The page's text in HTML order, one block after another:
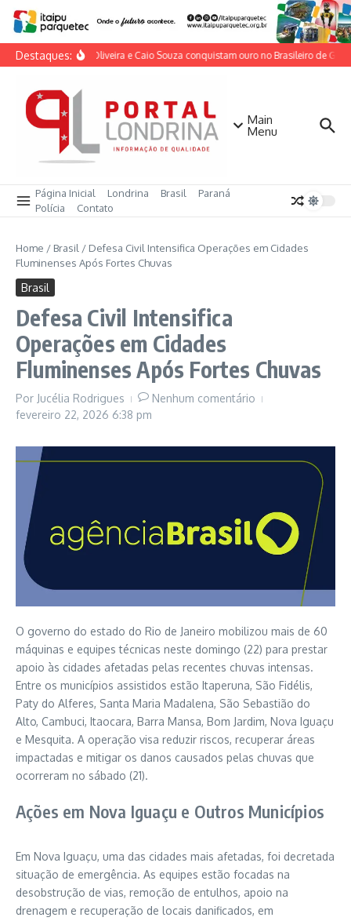
Ir para o conteúdo
Destaques:Lorrane Oliveira e Caio Souza conquistam ouro no Brasileiro de
Main
Menu
Página Inicial Londrina Brasil
Paraná
Polícia
Contato
Home / Brasil / Defesa Civil Intensifica Operações em Cidades
Fluminenses Após Fortes Chuvas
Brasil
Defesa Civil Intensifica
Operações em Cidades
Fluminenses Após Fortes Chuvas
Por Jucélia Rodrigues
Nenhum comentário
fevereiro 22, 2026 6:38 pm
O governo do estado do Rio de Janeiro mobilizou mais de 60
máquinas e equipes técnicas neste domingo (22) para prestar
apoio às cidades afetadas pelas recentes chuvas intensas.
Entre os municípios assistidos estão Itaperuna, São Fidélis,
Paty do Alferes, Santa Maria Madalena, São Sebastião do
Alto, Cambuci, Itaocara, Barra Mansa, Bom Jardim, Nova Iguaçu
e Mesquita. A operação visa reduzir riscos, recuperar áreas
impactadas e mitigar os danos causados pelas chuvas que
ocorreram no sábado (21).
Ações em Nova Iguaçu e Outros Municípios
Em Nova Iguaçu, uma das cidades mais afetadas, foi decretada
situação de emergência. As equipes estão focadas na
desobstrução de vias, remoção de entulhos, apoio na
drenagem e recuperação de locais danificados, em